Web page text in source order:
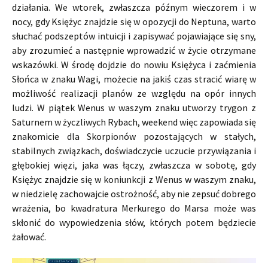
działania. We wtorek, zwłaszcza późnym wieczorem i w
nocy, gdy Księżyc znajdzie się w opozycji do Neptuna, warto
słuchać podszeptów intuicji i zapisywać pojawiające się sny,
aby zrozumieć a następnie wprowadzić w życie otrzymane
wskazówki. W środę dojdzie do nowiu Księżyca i zaćmienia
Słońca w znaku Wagi, możecie na jakiś czas stracić wiarę w
możliwość realizacji planów ze względu na opór innych
ludzi. W piątek Wenus w waszym znaku utworzy trygon z
Saturnem w życzliwych Rybach, weekend więc zapowiada się
znakomicie dla Skorpionów pozostających w stałych,
stabilnych związkach, doświadczycie uczucie przywiązania i
głębokiej więzi, jaka was łączy, zwłaszcza w sobotę, gdy
Księżyc znajdzie się w koniunkcji z Wenus w waszym znaku,
w niedzielę zachowajcie ostrożność, aby nie zepsuć dobrego
wrażenia, bo kwadratura Merkurego do Marsa może was
skłonić do wypowiedzenia słów, których potem będziecie
żałować.